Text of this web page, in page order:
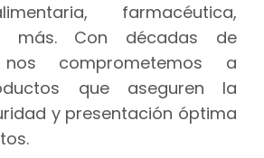
farmacéutica,
más. Con décadas de
nos comprometemos a
que aseguren la
y presentación óptima